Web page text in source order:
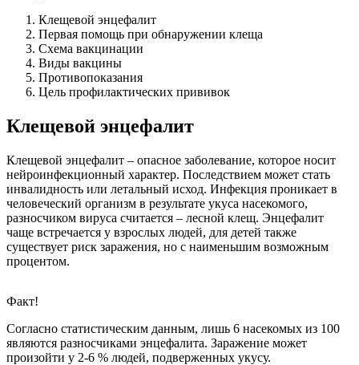
Клещевой энцефалит
Первая помощь при обнаружении клеща
Схема вакцинации
Виды вакцины
Противопоказания
Цель профилактических прививок
Клещевой энцефалит
Клещевой энцефалит – опасное заболевание, которое носит
нейроинфекционный характер. Последствием может стать
инвалидность или летальный исход. Инфекция проникает в
человеческий организм в результате укуса насекомого,
разносчиком вируса считается – лесной клещ. Энцефалит
чаще встречается у взрослых людей, для детей также
существует риск заражения, но с наименьшим возможным
процентом.
Факт!
Согласно статистическим данным, лишь 6 насекомых из 100
являются разносчиками энцефалита. Заражение может
произойти у 2-6 % людей, подверженных укусу.